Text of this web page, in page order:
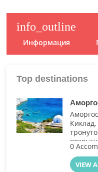
info_outline
Информация
Top destinations
Киклад,
0
VIEW